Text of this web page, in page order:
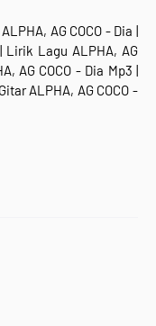
AG COCO - Dia |
Lirik Lagu ALPHA, AG
AG COCO - Dia Mp3 |
ALPHA, AG COCO -